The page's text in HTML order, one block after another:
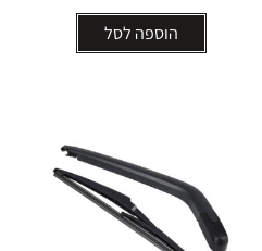
הוספה לסל